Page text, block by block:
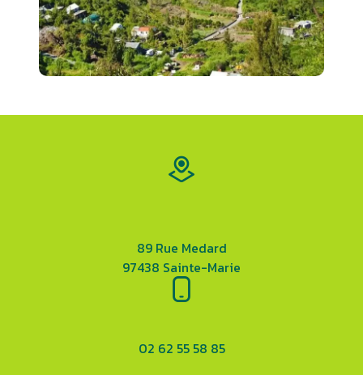
89 Rue Medard
97438 Sainte-Marie
02 62 55 58 85